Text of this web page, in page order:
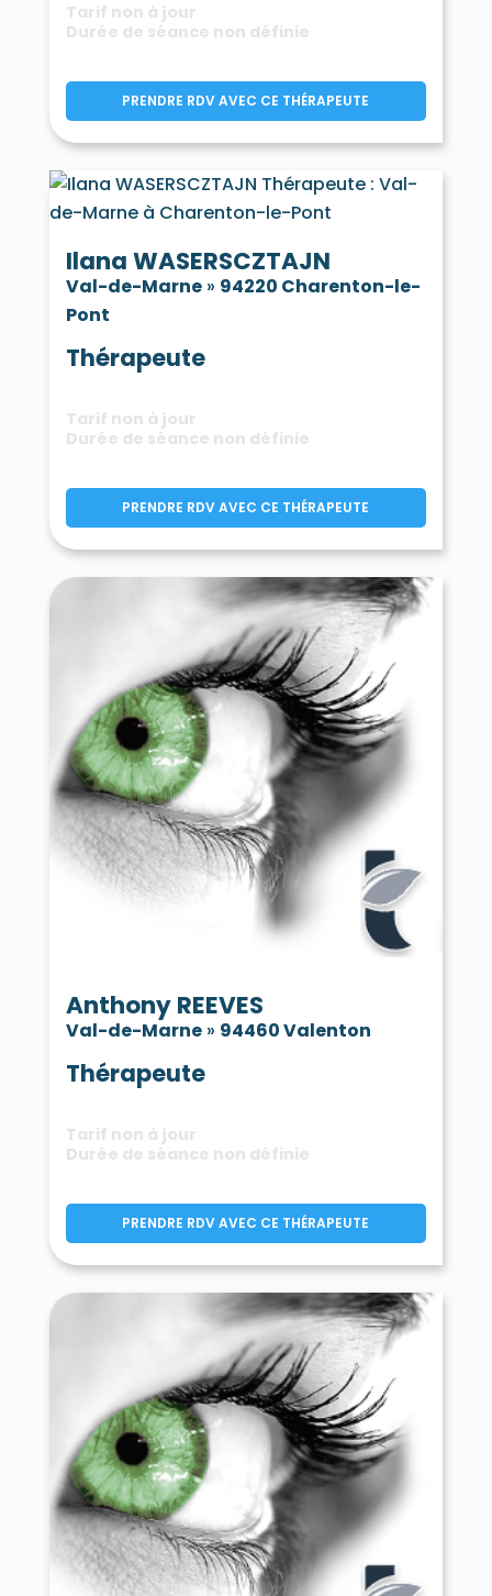
Tarif non à jour
Durée de séance non définie
PRENDRE RDV AVEC CE THÉRAPEUTE
Ilana WASERSCZTAJN
Val-de-Marne» 94220 Charenton-le-
Pont
Thérapeute
Tarif non à jour
Durée de séance non définie
PRENDRE RDV AVEC CE THÉRAPEUTE
Anthony REEVES
Val-de-Marne» 94460 Valenton
Thérapeute
Tarif non à jour
Durée de séance non définie
PRENDRE RDV AVEC CE THÉRAPEUTE